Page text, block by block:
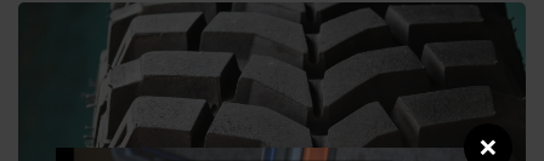
❌